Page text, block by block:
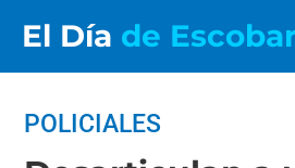
El Día de
POLICIALES